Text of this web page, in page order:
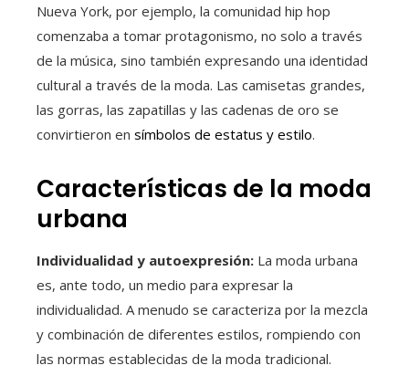
Nueva York, por ejemplo, la comunidad hip hop
comenzaba a tomar protagonismo, no solo a través
de la música, sino también expresando una identidad
cultural a través de la moda. Las camisetas grandes,
las gorras, las zapatillas y las cadenas de oro se
convirtieron en símbolos de estatus y estilo.
Características de la moda
urbana
Individualidad y autoexpresión: La moda urbana
es, ante todo, un medio para expresar la
individualidad. A menudo se caracteriza por la mezcla
y combinación de diferentes estilos, rompiendo con
las normas establecidas de la moda tradicional.